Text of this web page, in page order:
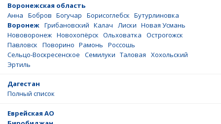
Воронежская область
Анна
Бобров Богучар Борисоглебск Бутурлиновка
Воронеж Грибановский Калач Лиски Новая Усмань
Нововоронеж Новохопёрск Ольховатка
Острогожск
Павловск
Поворино Рамонь
Россошь
Сельцо-Воскресенское
Семилуки Таловая
Хохольский
Эртиль
Дагестан
Полный список
Еврейская АО